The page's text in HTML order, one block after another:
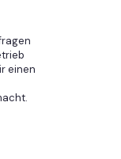
einen